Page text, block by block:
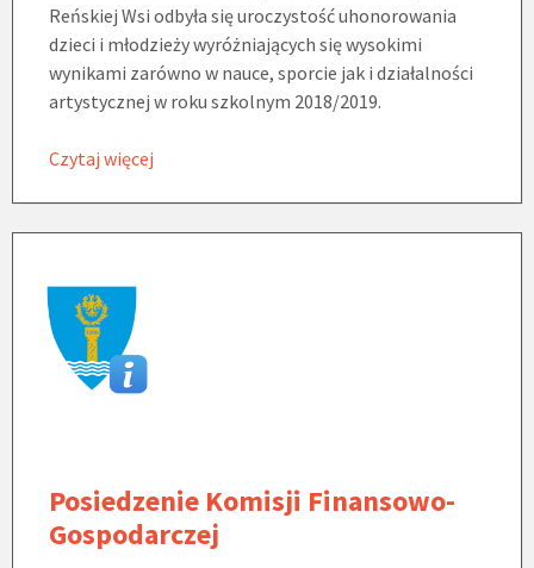
Reńskiej Wsi odbyła się uroczystość uhonorowania
dzieci i młodzieży wyróżniających się wysokimi
wynikami zarówno w nauce, sporcie jak i działalności
artystycznej w roku szkolnym 2018/2019.
Czytaj więcej
Posiedzenie Komisji Finansowo-
Gospodarczej